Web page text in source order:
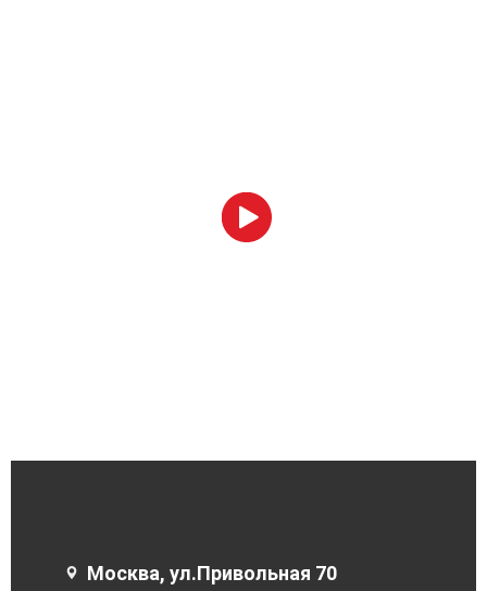
Москва, ул.Привольная 70